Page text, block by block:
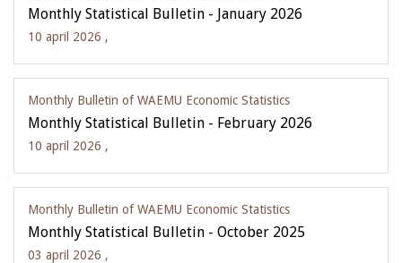
Monthly Statistical Bulletin - January 2026
10 april 2026 ,
Monthly Bulletin of WAEMU Economic Statistics
Monthly Statistical Bulletin - February 2026
10 april 2026 ,
Monthly Bulletin of WAEMU Economic Statistics
Monthly Statistical Bulletin - October 2025
03 april 2026 ,